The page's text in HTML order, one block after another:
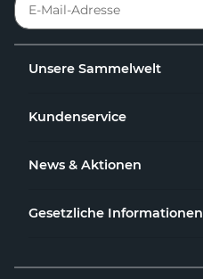
Unsere Sammelwelt
Kundenservice
News & Aktionen
Gesetzliche Informationen